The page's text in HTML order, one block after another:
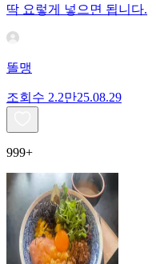
딱 요렇게 넣으면 됩니다.
똘맹
조회수 2.2만25.08.29
999+